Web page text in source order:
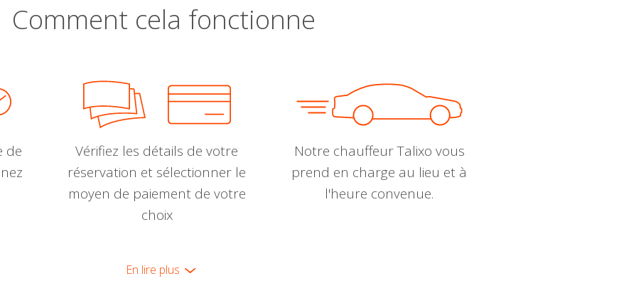
Comment cela fonctionne
de
Vérifiez les détails de votre
réservation et sélectionner le
moyen de paiement de votre
choix
Notre chauffeur Talixo vous
prend en charge au lieu et à
l'heure convenue.
En lire plus